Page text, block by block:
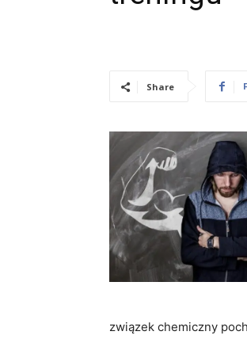
Share
związek chemiczny